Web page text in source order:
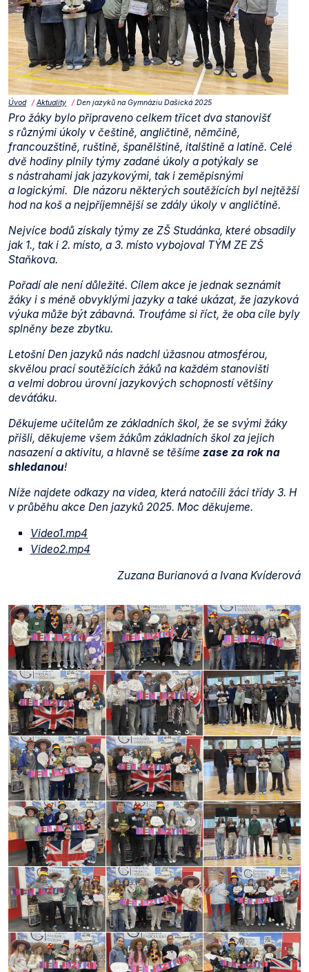
Úvod Aktuality Den jazyků na Gymnáziu Dašická 2025
Pro žáky bylo připraveno celkem třicet dva stanovišť
s různými úkoly v češtině, angličtině, němčině,
francouzštině, ruštině, španělštině, italštině a latině. Celé
dvě hodiny plnily týmy zadané úkoly a potýkaly se
s nástrahami jak jazykovými, tak i zeměpisnými
a logickými. Dle názoru některých soutěžících byl nejtěžší
hod na koš a nejpříjemnější se zdály úkoly v angličtině.
Nejvíce bodů získaly týmy ze ZŠ Studánka, které obsadily
jak 1., tak i 2. místo, a 3. místo vybojoval TÝM ZE ZŠ
Staňkova.
Pořadí ale není důležité. Cílem akce je jednak seznámit
žáky i s méně obvyklými jazyky a také ukázat, že jazyková
výuka může být zábavná. Troufáme si říct, že oba cíle byly
splněny beze zbytku.
Letošní Den jazyků nás nadchl úžasnou atmosférou,
skvělou prací soutěžících žáků na každém stanovišti
a velmi dobrou úrovní jazykových schopností většiny
deváťáku.
Děkujeme učitelům ze základních škol, že se svými žáky
přišli, děkujeme všem žákům základních škol za jejich
nasazení a aktivitu, a hlavně se těšíme zase za rok na
shledanou!
Níže najdete odkazy na videa, která natočili žáci třídy 3. H
v průběhu akce Den jazyků 2025. Moc děkujeme.
Video1.mp4
Video2.mp4
Zuzana Burianová a Ivana Kvíderová